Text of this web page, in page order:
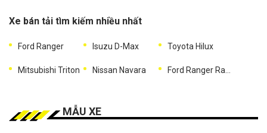
Xe bán tải tìm kiếm nhiều nhất
Ford Ranger Isuzu D-Max Toyota Hilux
Mitsubishi Triton Nissan Navara
MẪU XE